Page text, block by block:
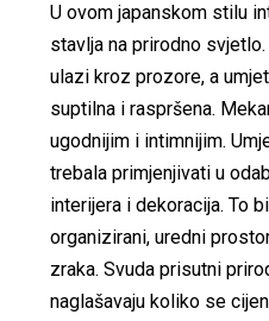
U ovom japanskom stilu
stavlja na prirodno
ulazi kroz prozore, a
suptilna i raspršena.
ugodnijim i intimnijim.
trebala primjenjivati u
interijera i dekoracija. To
organizirani, uredni
zraka. Svuda prisutni
naglašavaju koliko se